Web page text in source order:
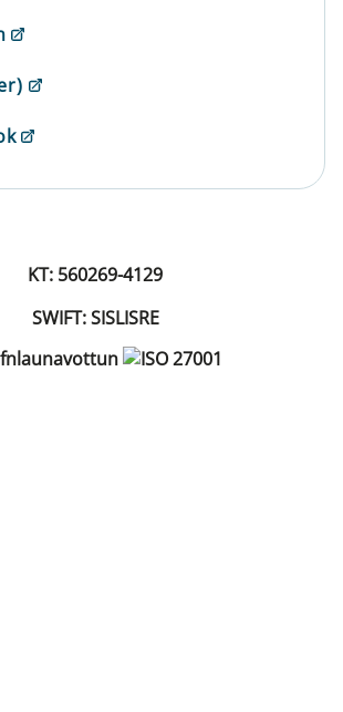
KT: 560269-4129
SWIFT: SISLISRE